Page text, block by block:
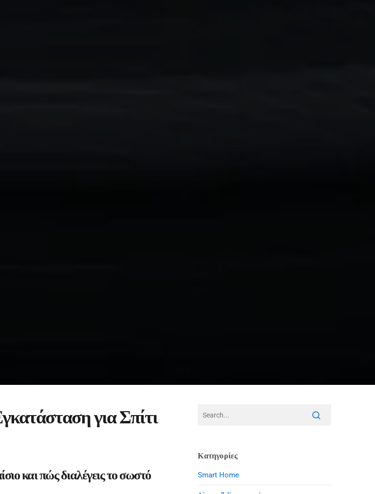
για Σπίτι
και πώς διαλέγεις το σωστό
Κατηγορίες
Smart Home